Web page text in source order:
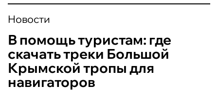
Новости
В помощь туристам: где
скачать треки Большой
Крымской тропы для
навигаторов